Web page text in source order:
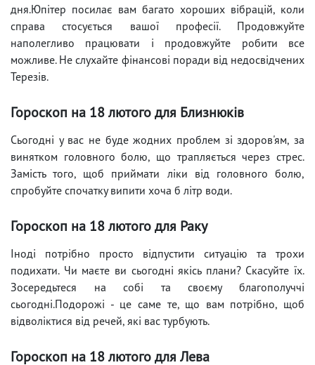
дня.Юпітер посилає вам багато хороших вібрацій, коли
справа стосується вашої професії. Продовжуйте
наполегливо працювати і продовжуйте робити все
можливе. Не слухайте фінансові поради від недосвідчених
Терезів.
Гороскоп на 18 лютого для Близнюків
Сьогодні у вас не буде жодних проблем зі здоров'ям, за
винятком головного болю, що трапляється через стрес.
Замість того, щоб приймати ліки від головного болю,
спробуйте спочатку випити хоча б літр води.
Гороскоп на 18 лютого для Раку
Іноді потрібно просто відпустити ситуацію та трохи
подихати. Чи маєте ви сьогодні якісь плани? Скасуйте їх.
Зосередьтеся на собі та своєму благополуччі
сьогодні.Подорожі - це саме те, що вам потрібно, щоб
відволіктися від речей, які вас турбують.
Гороскоп на 18 лютого для Лева